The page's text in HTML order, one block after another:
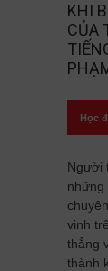
KHI
CỦA
Học
Người
những
vinh
thẳng
thành